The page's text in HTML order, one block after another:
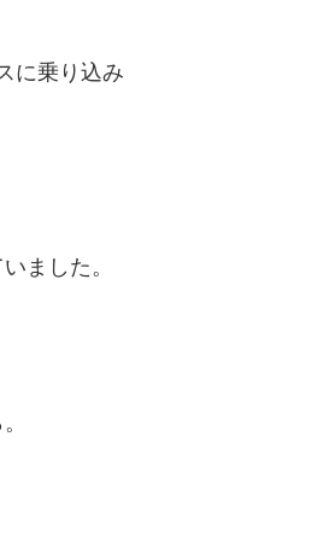
に乗り込み
ました。